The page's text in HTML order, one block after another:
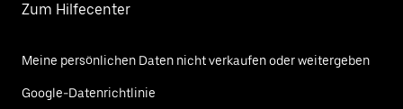
Zum Hilfecenter
Meine persönlichen Daten nicht verkaufen oder weitergeben
Google-Datenrichtlinie